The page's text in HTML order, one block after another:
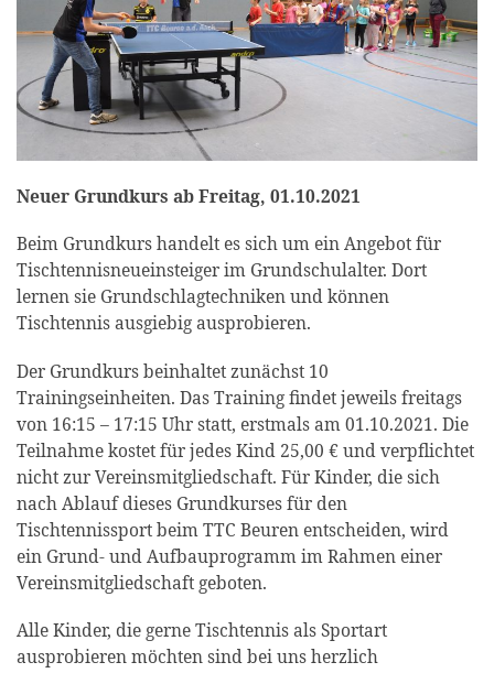
Neuer Grundkurs ab Freitag, 01.10.2021
Beim Grundkurs handelt es sich um ein Angebot für
Tischtennisneueinsteiger im Grundschulalter. Dort
lernen sie Grundschlagtechniken und können
Tischtennis ausgiebig ausprobieren.
Der Grundkurs beinhaltet zunächst 10
Trainingseinheiten. Das Training findet jeweils freitags
von 16:15 – 17:15 Uhr statt, erstmals am 01.10.2021. Die
Teilnahme kostet für jedes Kind 25,00 € und verpflichtet
nicht zur Vereinsmitgliedschaft. Für Kinder, die sich
nach Ablauf dieses Grundkurses für den
Tischtennissport beim TTC Beuren entscheiden, wird
ein Grund- und Aufbauprogramm im Rahmen einer
Vereinsmitgliedschaft geboten.
Alle Kinder, die gerne Tischtennis als Sportart
ausprobieren möchten sind bei uns herzlich